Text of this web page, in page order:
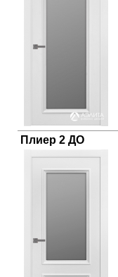
Плиер 2 ДО